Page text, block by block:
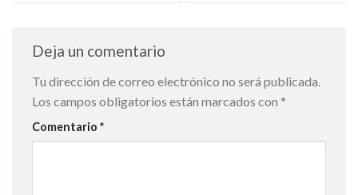
Deja un comentario
Tu dirección de correo electrónico no será publicada.
Los campos obligatorios están marcados con *
Comentario *